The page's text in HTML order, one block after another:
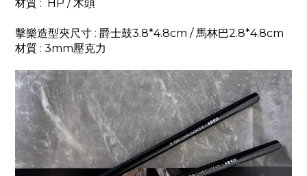
材質 : HP / 木頭
擊樂造型夾尺寸 : 爵士鼓3.8*4.8cm / 馬林巴2.8*4.8cm
材質 : 3mm壓克力